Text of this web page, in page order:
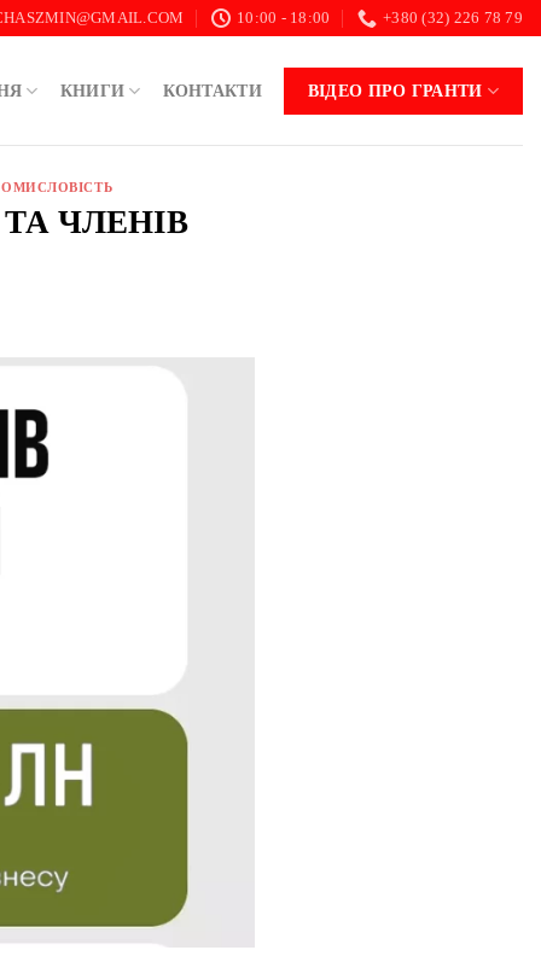
10:00 - 18:00 +380 (32) 226 78 79
КНИГИ КОНТАКТИ ВІДЕО ПРО ГРАНТИ
ТА ЧЛЕНІВ